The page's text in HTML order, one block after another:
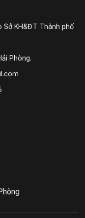
Sở KH&ĐT Thành phố
Phòng.